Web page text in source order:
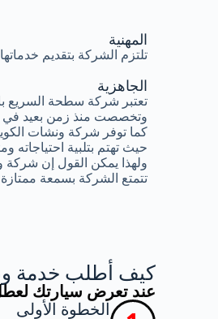
المهنية
تلتزم الشركة بتقديم
الجاهزية
تعتبر شركة سطحة السريع
وتخصصت منذ زمن بعيد في
كما توفر شركة ونشات
حيث تهتم بتلبية احتياجاته
ولهذا يمكن القول إن شركة
تتمتع الشركة بسمعة
كيف أطلب خدمة
عند تعرض سيارتك
الخطوة الأولى